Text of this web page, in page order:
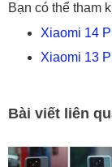
Bạn có thể tham
Xiaomi 14
Xiaomi 13
Bài viết liên